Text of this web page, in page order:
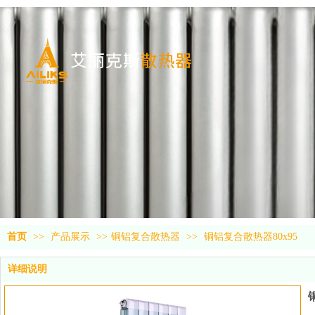
首页 >> 产品展示 >> 铜铝复合散热器 >> 铜铝复合散热器80x95
详细说明